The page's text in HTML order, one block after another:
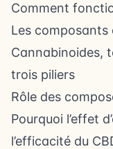
Comment
Les composants
Cannabinoides,
trois piliers
Rôle des
Pourquoi l’effet
l’efficacité du